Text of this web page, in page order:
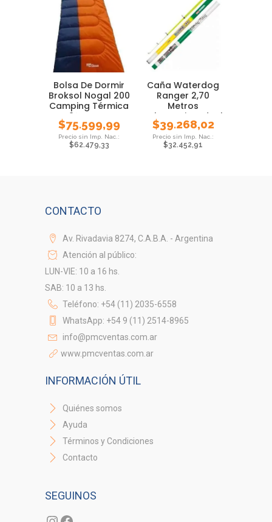
Bolsa De Dormir
Broksol Nogal 200
Camping Térmica
0° Carpa
$75.599,99
$62.479,33
Caña Waterdog
Ranger 2,70
Metros
Telescopica Ideal
Pejerrey
$39.268,02
$32.452,91
CONTACTO
Av. Rivadavia 8274, C.A.B.A. - Argentina
Atención al público:
LUN-VIE: 10 a 16 hs.
SAB: 10 a 13 hs.
Teléfono: +54 (11) 2035-6558
WhatsApp: +54 9 (11) 2514-8965
info@pmcventas.com.ar
www.pmcventas.com.ar
INFORMACIÓN ÚTIL
Quiénes somos
Ayuda
Términos y Condiciones
Contacto
SEGUINOS